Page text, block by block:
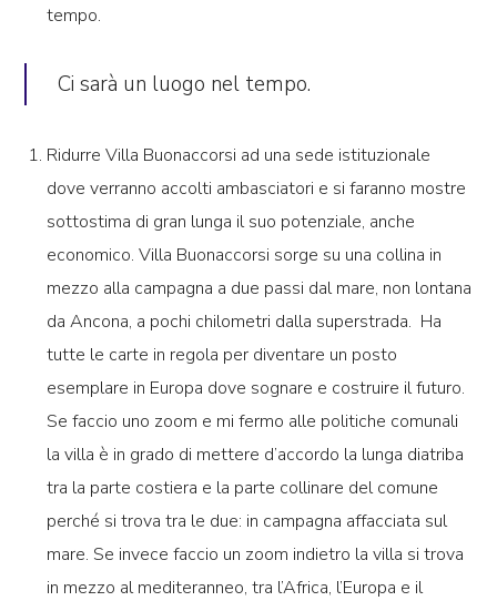
tempo.
Ci sarà un luogo nel tempo.
Ridurre Villa Buonaccorsi ad una sede istituzionale
dove verranno accolti ambasciatori e si faranno mostre
sottostima di gran lunga il suo potenziale, anche
economico. Villa Buonaccorsi sorge su una collina in
mezzo alla campagna a due passi dal mare, non lontana
da Ancona, a pochi chilometri dalla superstrada. Ha
tutte le carte in regola per diventare un posto
esemplare in Europa dove sognare e costruire il futuro.
Se faccio uno zoom e mi fermo alle politiche comunali
la villa è in grado di mettere d’accordo la lunga diatriba
tra la parte costiera e la parte collinare del comune
perché si trova tra le due: in campagna affacciata sul
mare. Se invece faccio un zoom indietro la villa si trova
in mezzo al mediteranneo, tra l’Africa, l’Europa e il